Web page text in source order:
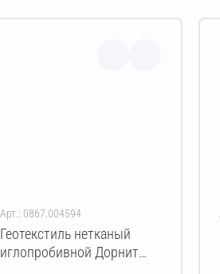
Арт.: 0867.004594
Геотекстиль нетканый
иглопробивной Дорнит